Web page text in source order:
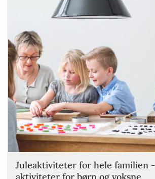
Juleaktiviteter for hele familien